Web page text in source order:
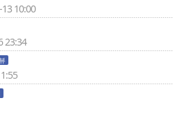
10:00
23:34